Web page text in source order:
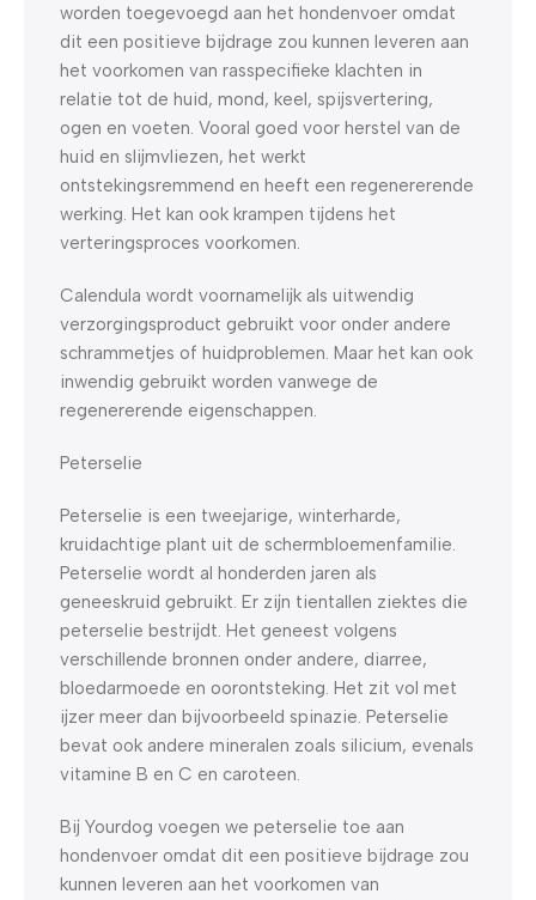
worden toegevoegd aan het hondenvoer omdat
dit een positieve bijdrage zou kunnen leveren aan
het voorkomen van rasspecifieke klachten in
relatie tot de huid, mond, keel, spijsvertering,
ogen en voeten. Vooral goed voor herstel van de
huid en slijmvliezen, het werkt
ontstekingsremmend en heeft een regenererende
werking. Het kan ook krampen tijdens het
verteringsproces voorkomen.
Calendula wordt voornamelijk als uitwendig
verzorgingsproduct gebruikt voor onder andere
schrammetjes of huidproblemen. Maar het kan ook
inwendig gebruikt worden vanwege de
regenererende eigenschappen.
Peterselie
Peterselie is een tweejarige, winterharde,
kruidachtige plant uit de schermbloemenfamilie.
Peterselie wordt al honderden jaren als
geneeskruid gebruikt. Er zijn tientallen ziektes die
peterselie bestrijdt. Het geneest volgens
verschillende bronnen onder andere, diarree,
bloedarmoede en oorontsteking. Het zit vol met
ijzer meer dan bijvoorbeeld spinazie. Peterselie
bevat ook andere mineralen zoals silicium, evenals
vitamine B en C en caroteen.
Bij Yourdog voegen we peterselie toe aan
hondenvoer omdat dit een positieve bijdrage zou
kunnen leveren aan het voorkomen van